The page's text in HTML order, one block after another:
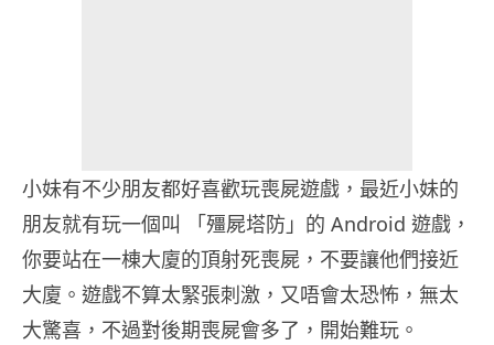
小妹有不少朋友都好喜歡玩喪屍遊戲，最近小妹的
朋友就有玩一個叫 「殭屍塔防」的 Android 遊戲，
你要站在一棟大廈的頂射死喪屍，不要讓他們接近
大廈。遊戲不算太緊張刺激，又唔會太恐怖，無太
大驚喜，不過對後期喪屍會多了，開始難玩。